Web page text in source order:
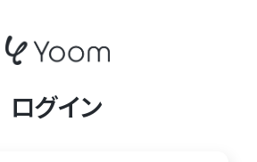
ログイン